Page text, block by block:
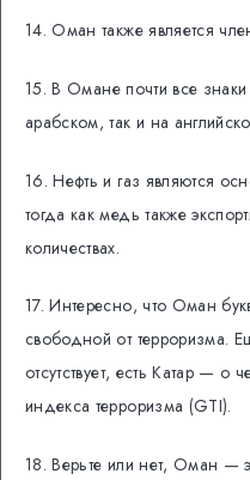
14. Оман также является
15. В Омане почти все
арабском, так и на
16. Нефть и газ являются
тогда как медь также
количествах.
17. Интересно, что Оман
свободной от терроризма.
отсутствует, есть Катар — о
индекса терроризма (GTI).
18. Верьте или нет, Оман —